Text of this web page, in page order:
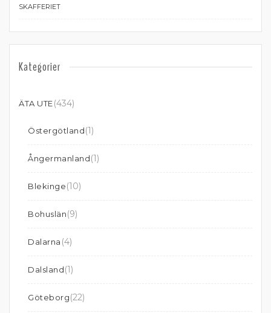
SKAFFERIET
Kategorier
ÄTA UTE(434)
Östergötland(1)
Ångermanland(1)
Blekinge(10)
Bohuslän(9)
Dalarna (4)
Dalsland(1)
Göteborg(22)